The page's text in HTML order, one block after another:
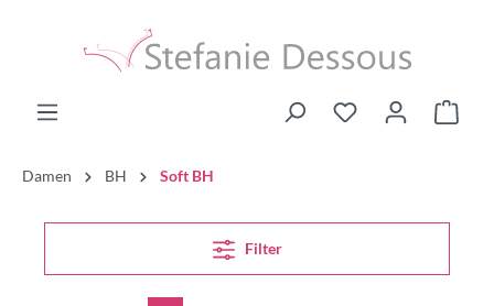
Damen BH Soft BH
Filter